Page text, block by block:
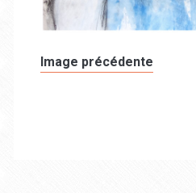
Image précédente